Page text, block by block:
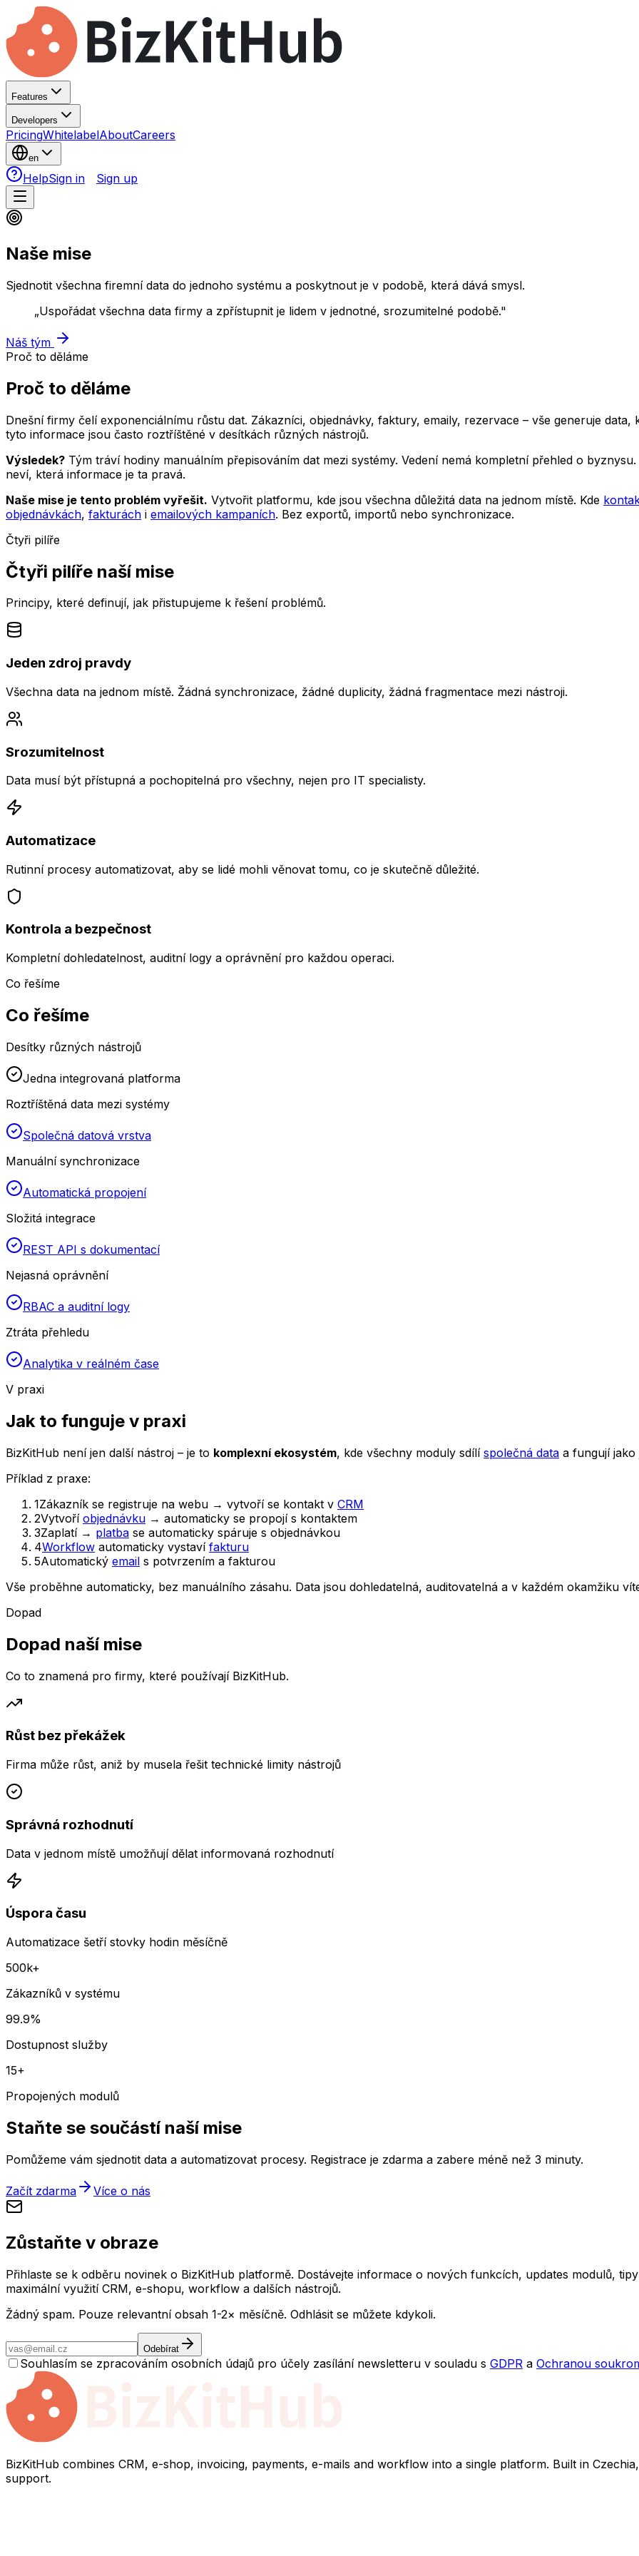
Features
Developers
PricingWhitelabelAboutCareers
en
HelpSign in Sign up
Naše mise
Sjednotit všechna firemní data do jednoho systému a poskytnout je v podobě, která dává smysl.
„Uspořádat všechna data firmy a zpřístupnit je lidem v jednotné, srozumitelné podobě."
Náš tým
Proč to děláme
Proč to děláme
Dnešní firmy čelí exponenciálnímu růstu dat. Zákazníci, objednávky, faktury, emaily, rezervace – vše generuje
tyto informace jsou často roztříštěné v desítkách různých nástrojů.
Výsledek? Tým tráví hodiny manuálním přepisováním dat mezi systémy. Vedení nemá kompletní přehled o
neví, která informace je ta pravá.
Naše mise je tento problém vyřešit. Vytvořit platformu, kde jsou všechna důležitá data na jednom místě. Kde
objednávkách, fakturách i emailových kampaních. Bez exportů, importů nebo synchronizace.
Čtyři pilíře
Čtyři pilíře naší mise
Principy, které definují, jak přistupujeme k řešení problémů.
Jeden zdroj pravdy
Všechna data na jednom místě. Žádná synchronizace, žádné duplicity, žádná fragmentace mezi nástroji.
Srozumitelnost
Data musí být přístupná a pochopitelná pro všechny, nejen pro IT specialisty.
Automatizace
Rutinní procesy automatizovat, aby se lidé mohli věnovat tomu, co je skutečně důležité.
Kontrola a bezpečnost
Kompletní dohledatelnost, auditní logy a oprávnění pro každou operaci.
Co řešíme
Co řešíme
Desítky různých nástrojů
Jedna integrovaná platforma
Roztříštěná data mezi systémy
Společná datová vrstva
Manuální synchronizace
Automatická propojení
Složitá integrace
REST API s dokumentací
Nejasná oprávnění
RBAC a auditní logy
Ztráta přehledu
Analytika v reálném čase
V praxi
Jak to funguje v praxi
BizKitHub není jen další nástroj – je to komplexní ekosystém, kde všechny moduly sdílí společná data a fungují jako
Příklad z praxe:
1Zákazník se registruje na webu → vytvoří se kontakt v CRM
2Vytvoří objednávku → automaticky se propojí s kontaktem
3Zaplatí → platba se automaticky spáruje s objednávkou
4Workflow automaticky vystaví fakturu
5Automatický email s potvrzením a fakturou
Vše proběhne automaticky, bez manuálního zásahu. Data jsou dohledatelná, auditovatelná a v každém okamžiku
Dopad
Dopad naší mise
Co to znamená pro firmy, které používají BizKitHub.
Růst bez překážek
Firma může růst, aniž by musela řešit technické limity nástrojů
Správná rozhodnutí
Data v jednom místě umožňují dělat informovaná rozhodnutí
Úspora času
Automatizace šetří stovky hodin měsíčně
500k+
Zákazníků v systému
99.9%
Dostupnost služby
15+
Propojených modulů
Staňte se součástí naší mise
Pomůžeme vám sjednotit data a automatizovat procesy. Registrace je zdarma a zabere méně než 3 minuty.
Začít zdarma Více o nás
Zůstaňte v obraze
Přihlaste se k odběru novinek o BizKitHub platformě. Dostávejte informace o nových funkcích, updates modulů,
maximální využití CRM, e-shopu, workflow a dalších nástrojů.
Žádný spam. Pouze relevantní obsah 1-2× měsíčně. Odhlásit se můžete kdykoli.
Odebírat
Souhlasím se zpracováním osobních údajů pro účely zasílání newsletteru v souladu s GDPR a Ochranou
BizKitHub combines CRM, e-shop, invoicing, payments, e-mails and workflow into a single platform. Built in
support.